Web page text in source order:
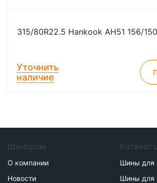
315/80R22.5 Hankook AH51 156/
Уточнить
наличие
Шинпром
О компании
Новости
Каталог
Шины для
Шины для